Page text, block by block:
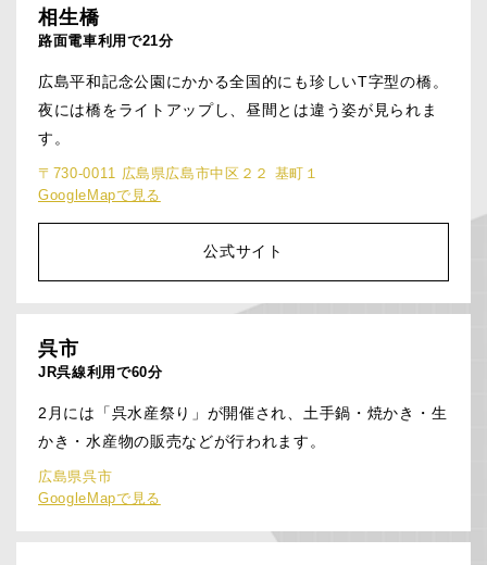
相生橋
路面電車利用で21分
広島平和記念公園にかかる全国的にも珍しいT字型の橋。
夜には橋をライトアップし、昼間とは違う姿が見られま
す。
〒730-0011 広島県広島市中区２２ 基町１
GoogleMapで見る
公式サイト
呉市
JR呉線利用で60分
2月には「呉水産祭り」が開催され、土手鍋・焼かき・生
かき・水産物の販売などが行われます。
広島県呉市
GoogleMapで見る